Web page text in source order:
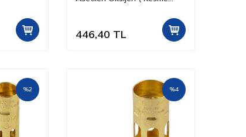
446,40 TL
%2 %4